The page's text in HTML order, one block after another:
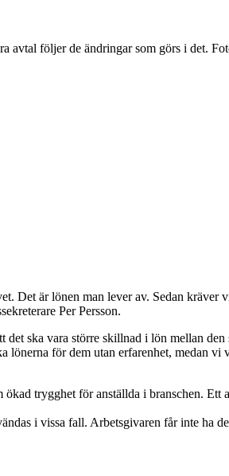
avtal följer de ändringar som görs i det.
Det är lönen man lever av. Sedan
Per Persson.
ska vara större skillnad i lön mellan
för dem utan erfarenhet, medan
trygghet för anställda i branschen.
i vissa fall. Arbetsgivaren får inte ha